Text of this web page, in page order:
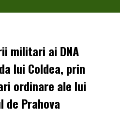
militari ai DNA
lui Coldea, prin
ordinare ale lui
de Prahova